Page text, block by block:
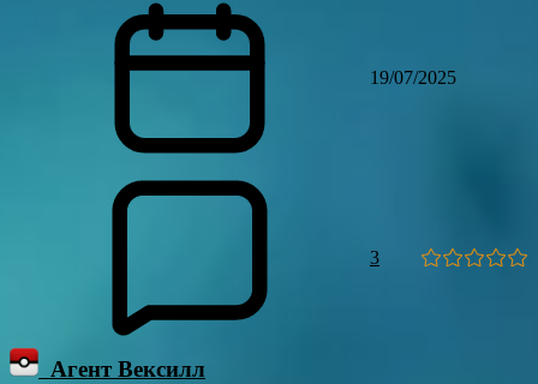
19/07/2025
3
Агент Вексилл